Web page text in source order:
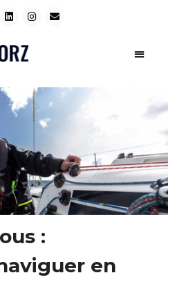
:
en